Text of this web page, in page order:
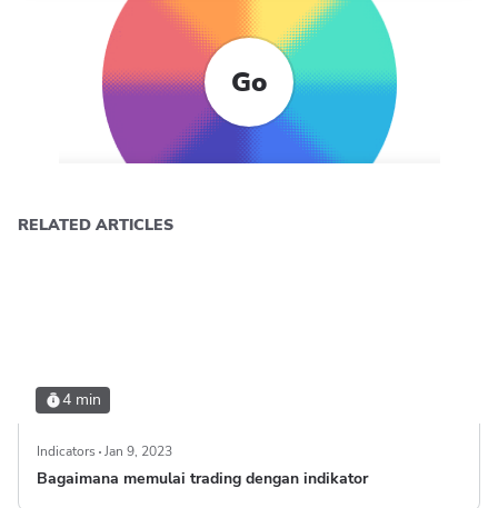
Go
RELATED ARTICLES
4 min
Indicators Jan 9, 2023
Bagaimana memulai trading dengan indikator